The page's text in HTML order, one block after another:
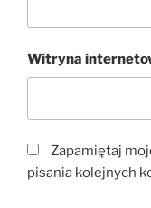
Witryna
Zapamiętaj
pisania kolejnych